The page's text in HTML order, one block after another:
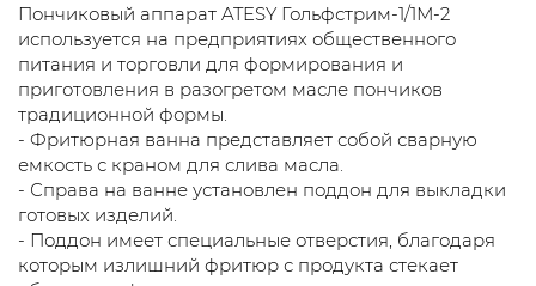
Пончиковый аппарат ATESY Гольфстрим-1/1М-2
используется на предприятиях общественного
питания и торговли для формирования и
приготовления в разогретом масле пончиков
традиционной формы.
- Фритюрная ванна представляет собой сварную
емкость с краном для слива масла.
- Справа на ванне установлен поддон для выкладки
готовых изделий.
- Поддон имеет специальные отверстия, благодаря
которым излишний фритюр с продукта стекает